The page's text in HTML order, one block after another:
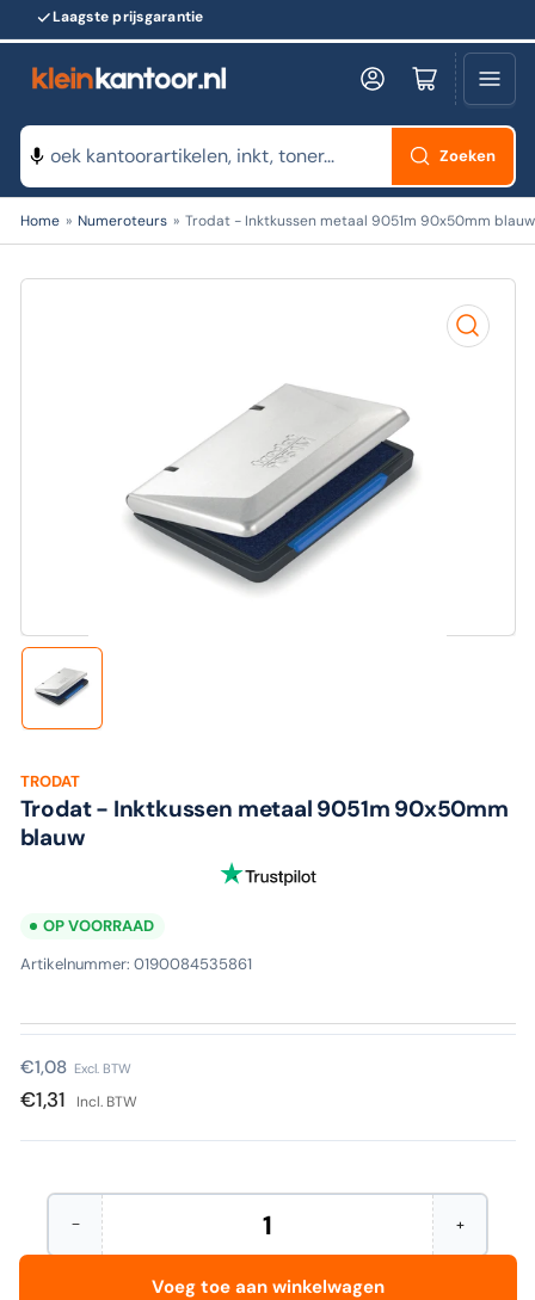
Laagste prijsgarantie
Zoeken
naar
Zoeken
Log in Minikarretje openen
Home » Numeroteurs » Trodat - Inktkussen metaal 9051m 90x50mm blauw
Open
media
1
in
Laad
galerijweergave
TRODAT
Trodat - Inktkussen metaal 9051m 90x50mm
blauw
OP VOORRAAD
Artikelnummer: 0190084535861
Normale
prijs
€1,08 Excl. BTW
€1,31 Incl. BTW
−Aantal
verminderen
Hoeveelheid +Verhoog
het
Voeg toe aan winkelwagen